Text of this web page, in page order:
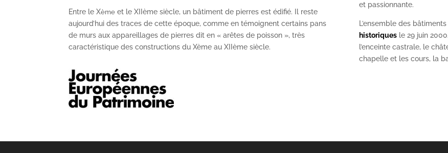
Entre le Xème et le XIIème siècle, un bâtiment de pierres est édifié. Il reste
aujourd’hui des traces de cette époque, comme en témoignent certains pans
de murs aux appareillages de pierres dit en « arêtes de poisson », très
caractéristique des constructions du Xème au XIIème siècle.
et passionnante.
L’ensemble des
historiquesle 29 juin
l’enceinte castrale, le
chapelle et les cours, la